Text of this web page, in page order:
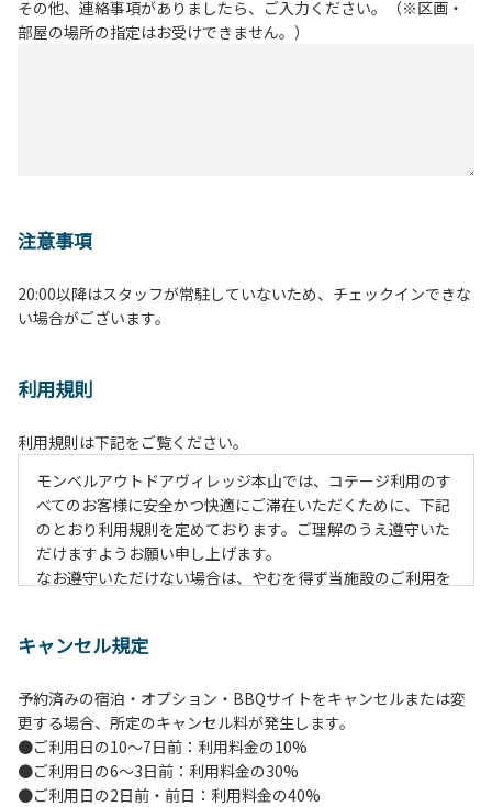
その他、連絡事項がありましたら、ご入力ください。（※区画・
部屋の場所の指定はお受けできません。）
注意事項
20:00以降はスタッフが常駐していないため、チェックインできな
い場合がございます。
利用規則
利用規則は下記をご覧ください。
モンベルアウトドアヴィレッジ本山では、コテージ利用のす
べてのお客様に安全かつ快適にご滞在いただくために、下記
のとおり利用規則を定めております。ご理解のうえ遵守いた
だけますようお願い申し上げます。
なお遵守いただけない場合は、やむを得ず当施設のご利用を
【施設全体に関する注意事項】
２.利用上のルールを遵守いただき、ご自身で事故防止に努め
てください。
３.受付時にお渡しする駐車プレートを駐車車輌のダッシュボ
ードの見やすい場所に置き、指定の場所へ駐車してくださ
い。
キャンセル規定
予約済みの宿泊・オプション・BBQサイトをキャンセルまたは変
更する場合、所定のキャンセル料が発生します。
●ご利用日の10～7日前：利用料金の10%
●ご利用日の6～3日前：利用料金の30%
●ご利用日の2日前・前日：利用料金の40%